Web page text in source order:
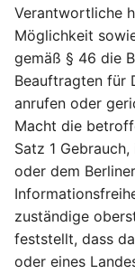
Verantwortliche
Möglichkeit
gemäß § 46 die
Beauftragten für
anrufen oder
Macht die
Satz 1
oder dem
zuständige
feststellt, dass
oder eines